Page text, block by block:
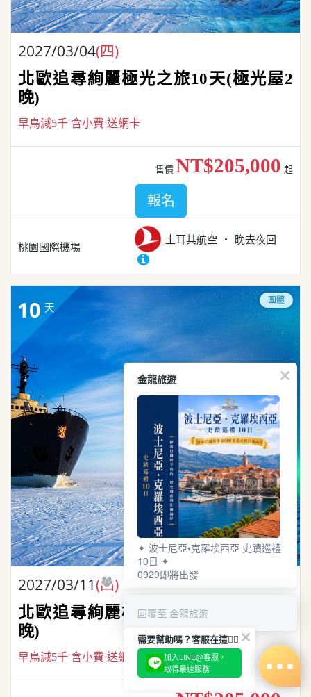
2027/03/04(四)
北歐追尋絢麗極光之旅10天(極光屋2
晚)
早鳥減5千 含小費 送網卡
桃園國際機場
土耳其航空 晚去夜回
售價 NT$205,000 起
報名
10 天
團體
2027/03/11(四)
北歐追尋絢麗極光之旅10天(極光屋2
晚)
早鳥減5千 含小費 送網卡
金龍旅遊
✦ 波士尼亞•克羅埃西亞 史蹟巡禮
10日 ✦
0929即將出發
回覆至 金龍旅遊
需要幫助嗎？客服在這🙋‍♀️
加入LINE@客服，
取得最速服務